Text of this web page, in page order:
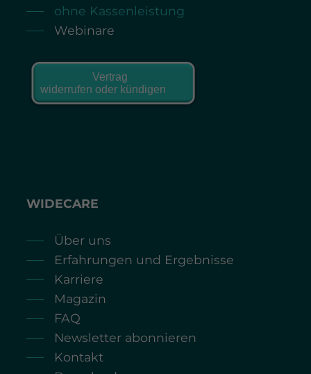
ohne Kassenleistung
Webinare
WIDECARE
Über uns
Erfahrungen und Ergebnisse
Karriere
Magazin
FAQ
Newsletter abonnieren
Kontakt